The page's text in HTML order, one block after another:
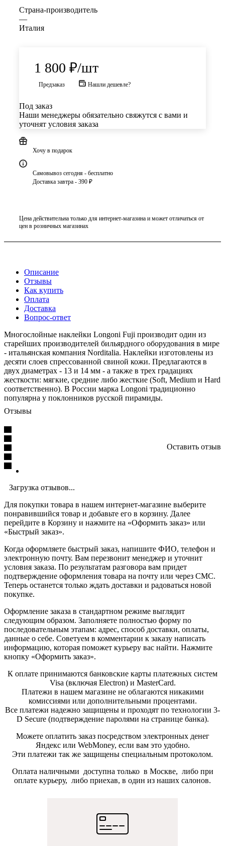
Страна-производитель
—
Италия
1 800 ₽/шт
Предзаказ Нашли дешевле?
Под заказ
Наши менеджеры обязательно свяжутся с вами и
уточнят условия заказа
Хочу в подарок
Самовывоз сегодня - бесплатно
Доставка завтра - 390 ₽
Цена действительна только для интернет-магазина и может отличаться от
цен в розничных магазинах
Описание
Отзывы
Как купить
Оплата
Доставка
Вопрос-ответ
Многослойные наклейки Longoni Fuji производит один из
старейших производителей бильярдного оборудования в мире
- итальянская компания Norditalia. Наклейки изготовлены из
десяти слоев спрессованной свиной кожи. Предлагаются в
двух диаметрах - 13 и 14 мм - а также в трех градациях
жесткости: мягкие, средние либо жесткие (Soft, Medium и Hard
соответственно). В России марка Longoni традиционно
популярна у поклонников русской пирамиды.
Отзывы
Оставить отзыв
Загрузка отзывов...
Для покупки товара в нашем интернет-магазине выберите
понравившийся товар и добавьте его в корзину. Далее
перейдите в Корзину и нажмите на «Оформить заказ» или
«Быстрый заказ».
Когда оформляете быстрый заказ, напишите ФИО, телефон и
электронную почту. Вам перезвонит менеджер и уточнит
условия заказа. По результатам разговора вам придет
подтверждение оформления товара на почту или через СМС.
Теперь останется только ждать доставки и радоваться новой
покупке.
Оформление заказа в стандартном режиме выглядит
следующим образом. Заполняете полностью форму по
последовательным этапам: адрес, способ доставки, оплаты,
данные о себе. Советуем в комментарии к заказу написать
информацию, которая поможет курьеру вас найти. Нажмите
кнопку «Оформить заказ».
К оплате принимаются банковские карты платежных систем
Visa (включая Electron) и MasterCard.
Платежи в нашем магазине не облагаются никакими
комиссиями или дополнительными процентами.
Все платежи надежно защищены и проходят по технологии 3-
D Secure (подтверждение паролями на странице банка).
Можете оплатить заказ посредством электронных денег
Яндекс или WebMoney, если вам это удобно.
Эти платежи так же защищены специальным протоколом.
Оплата наличными доступна только в Москве, либо при
оплате курьеру, либо приехав, в один из наших салонов.